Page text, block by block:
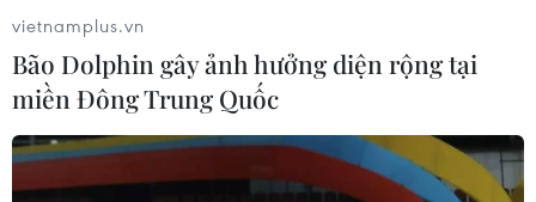
vietnamplus.vn
Bão Dolphin gây ảnh hưởng diện rộng tại
miền Đông Trung Quốc